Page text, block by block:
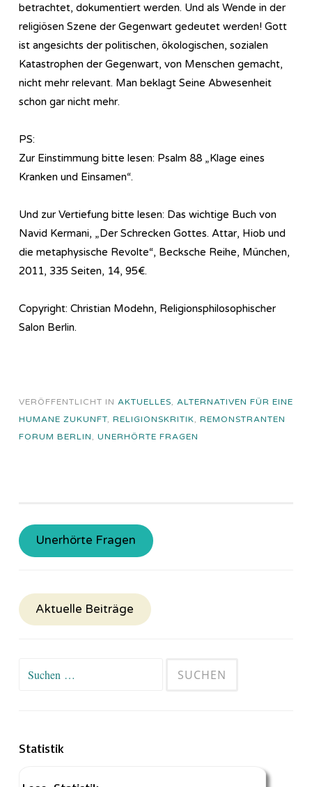
betrachtet, dokumentiert werden. Und als Wende in der
religiösen Szene der Gegenwart gedeutet werden! Gott
ist angesichts der politischen, ökologischen, sozialen
Katastrophen der Gegenwart, von Menschen gemacht,
nicht mehr relevant. Man beklagt Seine Abwesenheit
schon gar nicht mehr.
PS:
Zur Einstimmung bitte lesen: Psalm 88 „Klage eines
Kranken und Einsamen“.
Und zur Vertiefung bitte lesen: Das wichtige Buch von
Navid Kermani, „Der Schrecken Gottes. Attar, Hiob und
die metaphysische Revolte“, Becksche Reihe, München,
2011, 335 Seiten, 14, 95€.
Copyright: Christian Modehn, Religionsphilosophischer
Salon Berlin.
VERÖFFENTLICHT IN AKTUELLES, ALTERNATIVEN FÜR EINE
HUMANE ZUKUNFT, RELIGIONSKRITIK, REMONSTRANTEN
FORUM BERLIN, UNERHÖRTE FRAGEN
Unerhörte Fragen
Aktuelle Beiträge
Suchen
Statistik